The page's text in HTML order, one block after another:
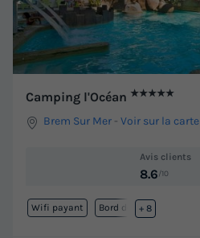
Camping l'Océan ★★★★★
Brem Sur Mer -Voir sur la carte
Avis clients
8.6/10
Wifi payant Bord de mer
+ 8